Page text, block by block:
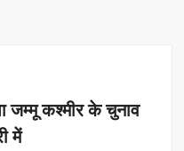
जम्मू कश्मीर के चुनाव
में